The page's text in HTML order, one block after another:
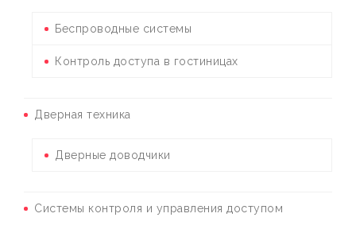
Беспроводные системы
Контроль доступа в гостиницах
Дверная техника
Дверные доводчики
Системы контроля и управления доступом